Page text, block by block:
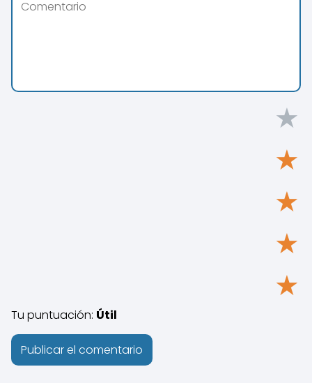
★
★
★
★
★
Tu puntuación: Útil